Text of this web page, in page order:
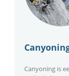
Canyoning is